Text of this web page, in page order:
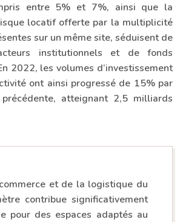
entre 5% et 7%, ainsi que la
locatif offerte par la multiplicité
sur un même site, séduisent de
institutionnels et de fonds
2022, les volumes d’investissement
ont ainsi progressé de 15% par
atteignant 2,5 milliards
et de la logistique du
contribue significativement
pour des espaces adaptés au